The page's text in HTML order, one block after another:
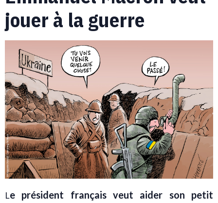
jouer à la guerre
Le président français veut aider son petit